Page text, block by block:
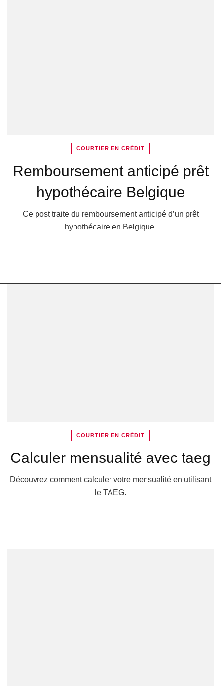
COURTIER EN CRÉDIT
Remboursement anticipé prêt
hypothécaire Belgique
Ce post traite du remboursement anticipé d’un prêt
hypothécaire en Belgique.
COURTIER EN CRÉDIT
Calculer mensualité avec taeg
Découvrez comment calculer votre mensualité en utilisant
le TAEG.